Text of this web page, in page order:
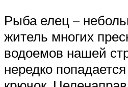
Рыба елец –
житель многих
водоемов нашей
нередко